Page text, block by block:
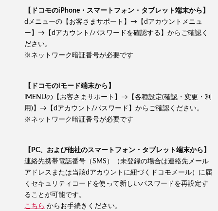
【ドコモのiPhone・スマートフォン・タブレット端末から】
dメニューの【お客さまサポート】→【dアカウントメニュ
ー】→【dアカウント/パスワードを確認する】からご確認く
ださい。
※ネットワーク暗証番号が必要です
【ドコモのiモード端末から】
iMENUの【お客さまサポート】→【各種設定(確認・変更・利
用)】→【dアカウント/パスワード】からご確認ください。
※ネットワーク暗証番号が必要です
【PC、および他社のスマートフォン・タブレット端末から】
連絡先携帯電話番号（SMS）（未登録の場合は連絡先メール
アドレスまたは当該dアカウントに紐づくドコモメール）に届
くセキュリティコードを使って新しいパスワードを再設定す
ることが可能です。
こちら からお手続きください。